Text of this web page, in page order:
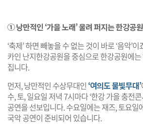
① 낭만적인 ‘가을 노래’ 울려 퍼지는 한강공원
‘축제’ 하면 빼놓을 수 없는 것이 바로 ‘음악’
카인 난지한강공원을 중심으로 한강공원에는
집니다.
먼저, 낭만적인 수상무대인 ‘여의도 물빛무대’
수, 토, 일요일 저녁 7시마다 ‘한강 가을 충전
공연을 선보입니다. 수요일에는 재즈, 토요일
국악 공연이 준비되어 있습니다.